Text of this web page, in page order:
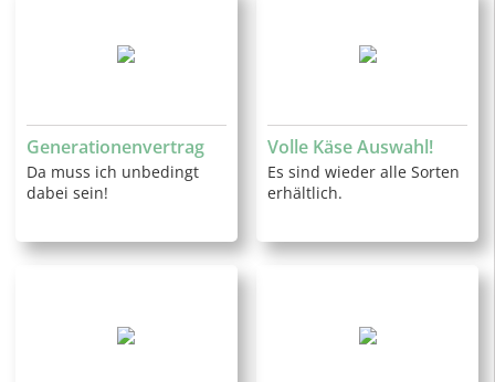
Generationenvertrag
Da muss ich unbedingt
dabei sein!
Volle Käse Auswahl!
Es sind wieder alle Sorten
erhältlich.